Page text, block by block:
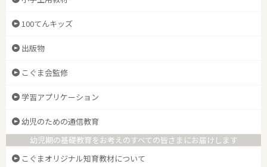
100てんキッズ
出版物
こぐま会監修
学習アプリケーション
幼児のための通信教育
幼児期の基礎教育をお考えのすべての皆さまにお届けします
こぐまオリジナル知育教材について